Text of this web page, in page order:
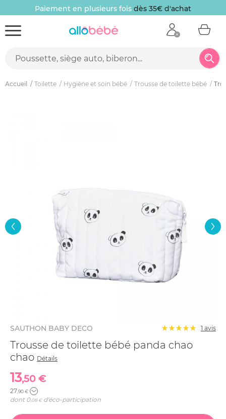
Paiement en plusieurs fois dès 35€ d'achat
Accueil Toilette Hygiène et soin bébé Trousse de toilette bébé
SAUTHON BABY DECO 1 avis
Trousse de toilette bébé panda chao
chao Détails
13,50 €
27,90 €
dont 0,08 €d'éco-participation